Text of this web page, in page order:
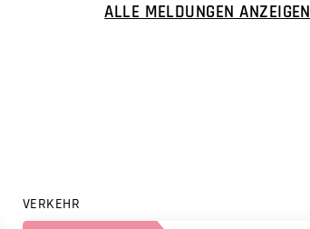
ALLE MELDUNGEN ANZEIGEN
VERKEHR